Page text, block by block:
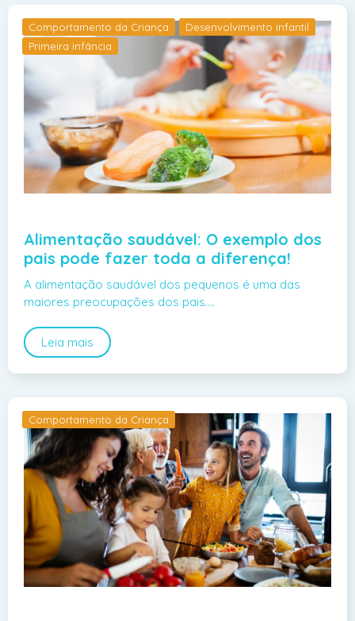
Comportamento da Criança
Desenvolvimento infantil
Primeira infância
Alimentação saudável: O exemplo dos
pais pode fazer toda a diferença!
A alimentação saudável dos pequenos é uma das
maiores preocupações dos pais.…
Leia mais
Comportamento da Criança